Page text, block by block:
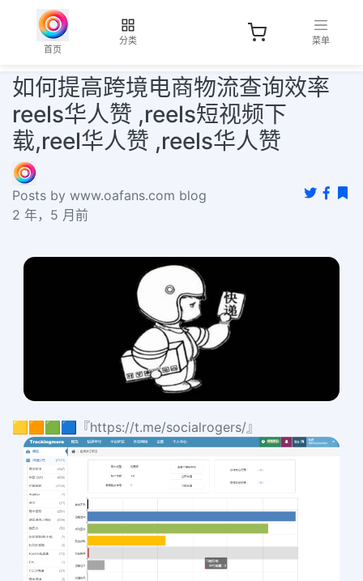
首页
分类 菜单
如何提高跨境电商物流查询效率
reels华人赞 ,reels短视频下
载,reel华人赞 ,reels华人赞
Posts by www.oafans.com blog
2 年，5 月前
🟨🟧🟩🟦『https://t.me/socialrogers/』